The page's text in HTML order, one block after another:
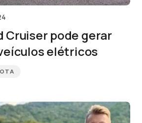
Cruiser pode gerar
elétricos